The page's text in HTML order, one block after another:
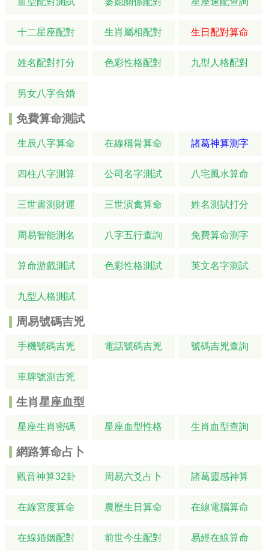
十二星座配對 生肖屬相配對 生日配對算命
姓名配對打分 色彩性格配對 九型人格配對
男女八字合婚
免費算命測試
生辰八字算命 在線稱骨算命 諸葛神算測字
四柱八字測算 公司名字測試 八宅風水算命
三世書測財運 三世演禽算命 姓名測試打分
周易智能測名 八字五行查詢 免費算命測字
算命游戲測試 色彩性格測試 英文名字測試
九型人格測試
周易號碼吉兇
手機號碼吉兇 電話號碼吉兇 號碼吉兇查詢
車牌號測吉兇
生肖星座血型
星座生肖密碼 星座血型性格 生肖血型查詢
網路算命占卜
觀音神算32卦 周易六爻占卜 諸葛靈感神算
在線宮度算命 農歷生日算命 在線電腦算命
在線婚姻配對 前世今生配對 易經在線算命